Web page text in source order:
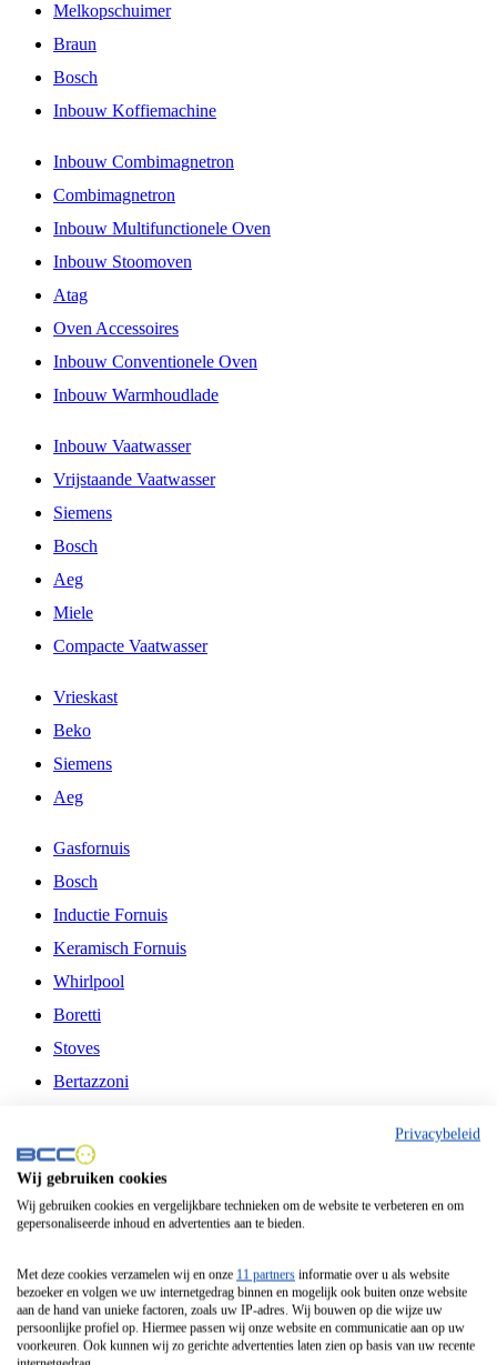
Melkopschuimer
Braun
Bosch
Inbouw Koffiemachine
Inbouw Combimagnetron
Combimagnetron
Inbouw Multifunctionele Oven
Inbouw Stoomoven
Atag
Oven Accessoires
Inbouw Conventionele Oven
Inbouw Warmhoudlade
Inbouw Vaatwasser
Vrijstaande Vaatwasser
Siemens
Bosch
Aeg
Miele
Compacte Vaatwasser
Vrieskast
Beko
Siemens
Aeg
Gasfornuis
Bosch
Inductie Fornuis
Keramisch Fornuis
Whirlpool
Boretti
Stoves
Bertazzoni
Fitelli
Airfryer
Frituurpan
Contactgrill
Broodbakmachine
Broodrooster
Privacybeleid
Wij gebruiken cookies
Wij gebruiken cookies en vergelijkbare technieken om de website te verbeteren en om
gepersonaliseerde inhoud en advertenties aan te bieden.
Met deze cookies verzamelen wij en onze 11 partners informatie over u als website
bezoeker en volgen we uw internetgedrag binnen en mogelijk ook buiten onze website
aan de hand van unieke factoren, zoals uw IP-adres. Wij bouwen op die wijze uw
persoonlijke profiel op. Hiermee passen wij onze website en communicatie aan op uw
voorkeuren. Ook kunnen wij zo gerichte advertenties laten zien op basis van uw recente